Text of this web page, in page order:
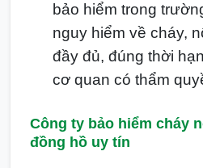
bảo hiểm trong
nguy hiểm về cháy,
đầy đủ, đúng thời
cơ quan có thẩm
Công ty bảo hiểm cháy
đồng hồ uy tín